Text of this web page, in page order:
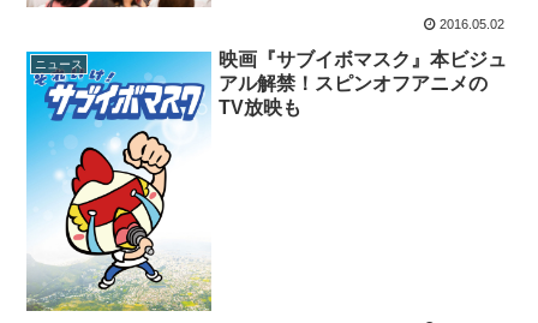
2016.05.02
ニュース
映画『サブイボマスク』本ビジュ
アル解禁！スピンオフアニメの
TV放映も